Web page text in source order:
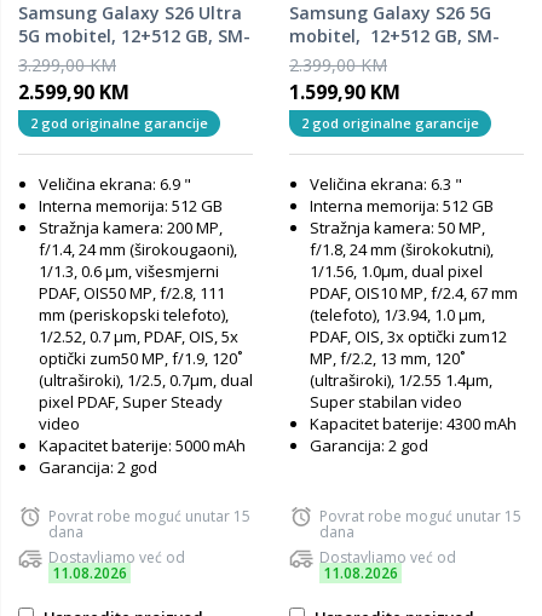
Samsung Galaxy S26 Ultra
5G mobitel, 12+512 GB, SM-
S948BLBGEUC, Sky Blue
3.299,00 KM
2.599,90 KM
2 god originalne garancije
Veličina ekrana: 6.9 "
Interna memorija: 512 GB
Stražnja kamera: 200 MP,
f/1.4, 24 mm (širokougaoni),
1/1.3, 0.6 µm, višesmjerni
PDAF, OIS50 MP, f/2.8, 111
mm (periskopski telefoto),
1/2.52, 0.7 µm, PDAF, OIS, 5x
optički zum50 MP, f/1.9, 120˚
(ultraširoki), 1/2.5, 0.7µm, dual
pixel PDAF, Super Steady
video
Kapacitet baterije: 5000 mAh
Garancija: 2 god
Povrat robe moguć unutar 15
dana
Dostavljamo već od
11.08.2026
Samsung Galaxy S26 5G
mobitel, 12+512 GB, SM-
S942BZVHEUC, Cobalt
Violet
2.399,00 KM
1.599,90 KM
2 god originalne garancije
Veličina ekrana: 6.3 "
Interna memorija: 512 GB
Stražnja kamera: 50 MP,
f/1.8, 24 mm (širokokutni),
1/1.56, 1.0µm, dual pixel
PDAF, OIS10 MP, f/2.4, 67 mm
(telefoto), 1/3.94, 1.0 µm,
PDAF, OIS, 3x optički zum12
MP, f/2.2, 13 mm, 120˚
(ultraširoki), 1/2.55 1.4µm,
Super stabilan video
Kapacitet baterije: 4300 mAh
Garancija: 2 god
Povrat robe moguć unutar 15
dana
Dostavljamo već od
11.08.2026